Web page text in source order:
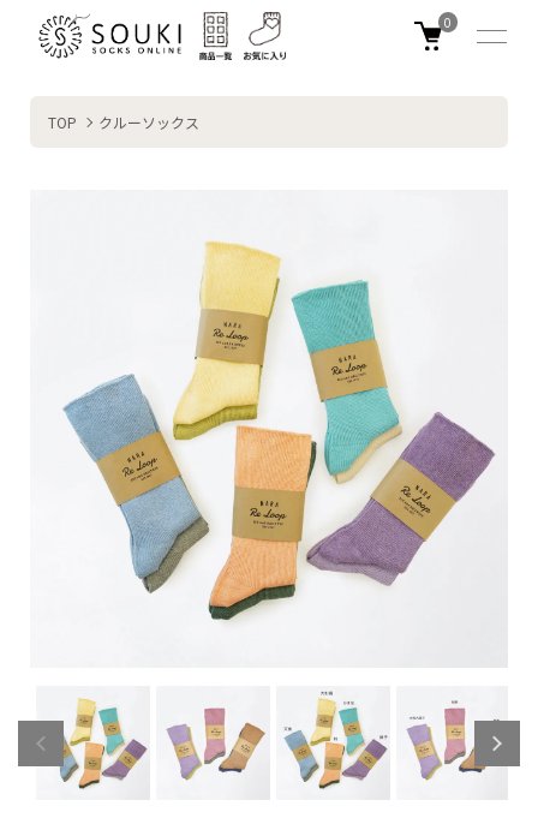
0
TOP クルーソックス